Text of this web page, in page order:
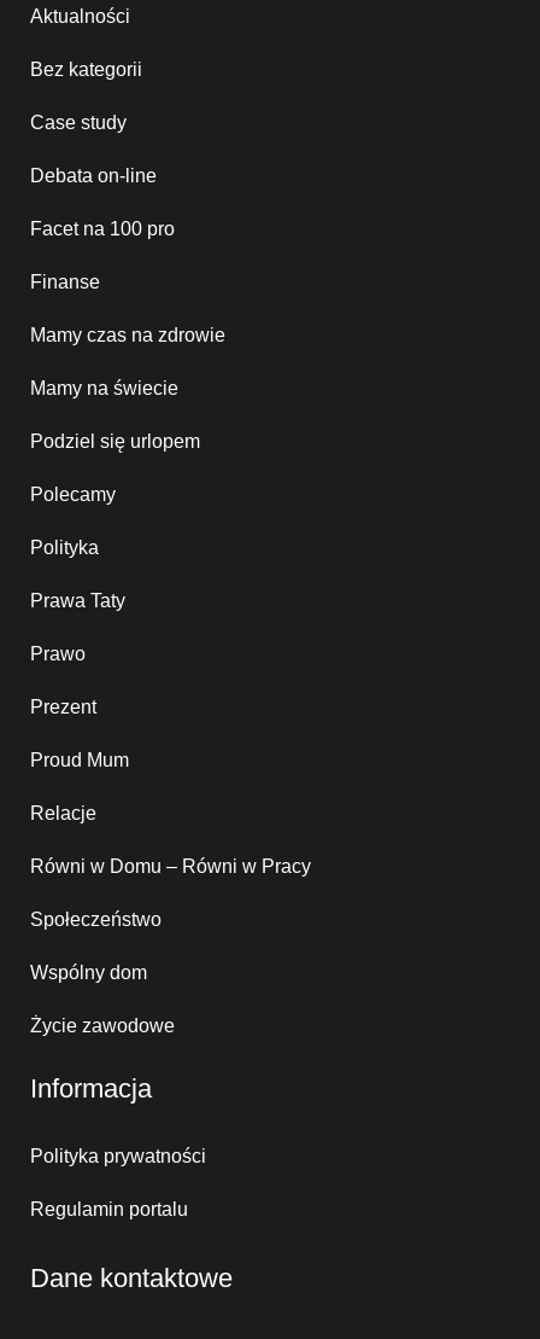
Aktualności
Bez kategorii
Case study
Debata on-line
Facet na 100 pro
Finanse
Mamy czas na zdrowie
Mamy na świecie
Podziel się urlopem
Polecamy
Polityka
Prawa Taty
Prawo
Prezent
Proud Mum
Relacje
Równi w Domu – Równi w Pracy
Społeczeństwo
Wspólny dom
Życie zawodowe
Informacja
Polityka prywatności
Regulamin portalu
Dane kontaktowe